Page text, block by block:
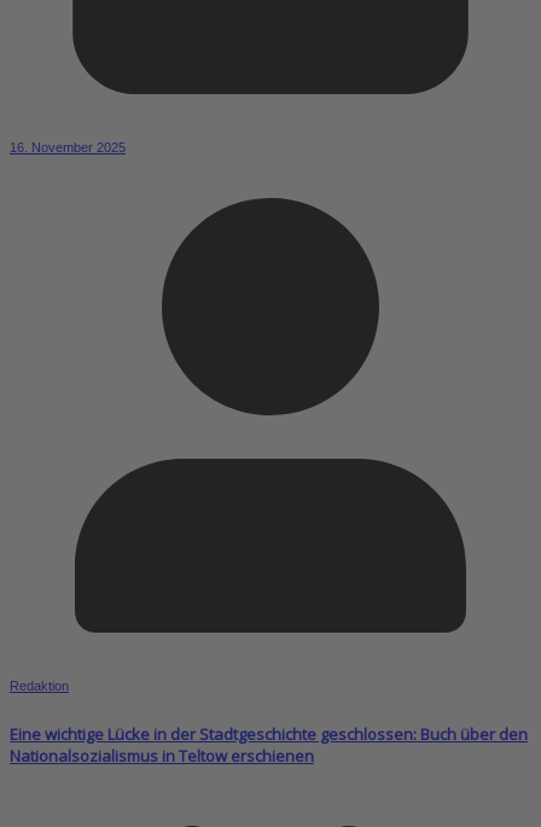
16. November 2025
Redaktion
Eine wichtige Lücke in der Stadtgeschichte geschlossen: Buch über den
Nationalsozialismus in Teltow erschienen